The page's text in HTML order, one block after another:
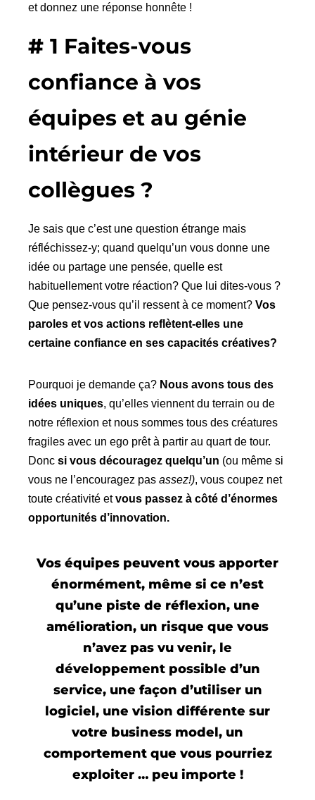
et donnez une réponse honnête !
# 1 Faites-vous
confiance à vos
équipes et au génie
intérieur de vos
collègues ?
Je sais que c’est une question étrange mais
réfléchissez-y; quand quelqu’un vous donne une
idée ou partage une pensée, quelle est
habituellement votre réaction? Que lui dites-vous ?
Que pensez-vous qu’il ressent à ce moment? Vos
paroles et vos actions reflètent-elles une
certaine confiance en ses capacités créatives?
Pourquoi je demande ça? Nous avons tous des
idées uniques, qu’elles viennent du terrain ou de
notre réflexion et nous sommes tous des créatures
fragiles avec un ego prêt à partir au quart de tour.
Donc si vous découragez quelqu’un (ou même si
vous ne l’encouragez pas assez!), vous coupez net
toute créativité etvous passez à côté d’énormes
opportunités d’innovation.
Vos équipes peuvent vous apporter
énormément, même si ce n’est
qu’une piste de réflexion, une
amélioration, un risque que vous
n’avez pas vu venir, le
développement possible d’un
service, une façon d’utiliser un
logiciel, une vision différente sur
votre business model, un
comportement que vous pourriez
exploiter … peu importe !